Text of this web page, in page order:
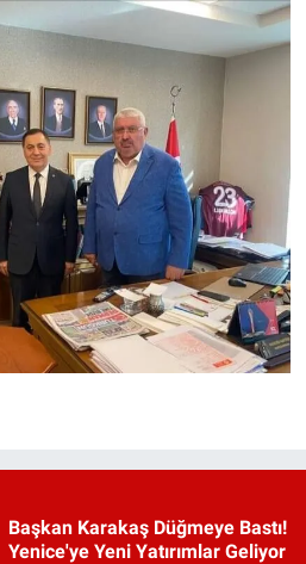
Başkan Karakaş Düğmeye Bastı!
Yenice'ye Yeni Yatırımlar Geliyor